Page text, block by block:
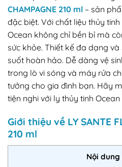
CHAMPAGNE 210 ml – sản
đặc biệt. Với chất liệu thủy
Ocean không chỉ bền bỉ mà
sức khỏe. Thiết kế đa dạng
suốt hoàn hảo. Dễ dàng vệ
trong lò vi sóng và máy rửa
tưởng cho gia đình bạn. Hãy
tiện nghi với ly thủy tinh
Giới thiệu về LY SANTE
210 ml
Nội dung